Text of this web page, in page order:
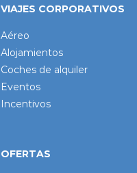
VIAJES CORPORATIVOS
Aéreo
Alojamientos
Coches de alquiler
Eventos
Incentivos
OFERTAS